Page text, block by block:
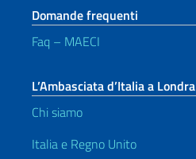
Domande frequenti
Faq – MAECI
L’Ambasciata d’Italia a Londra
Chi siamo
Italia e Regno Unito